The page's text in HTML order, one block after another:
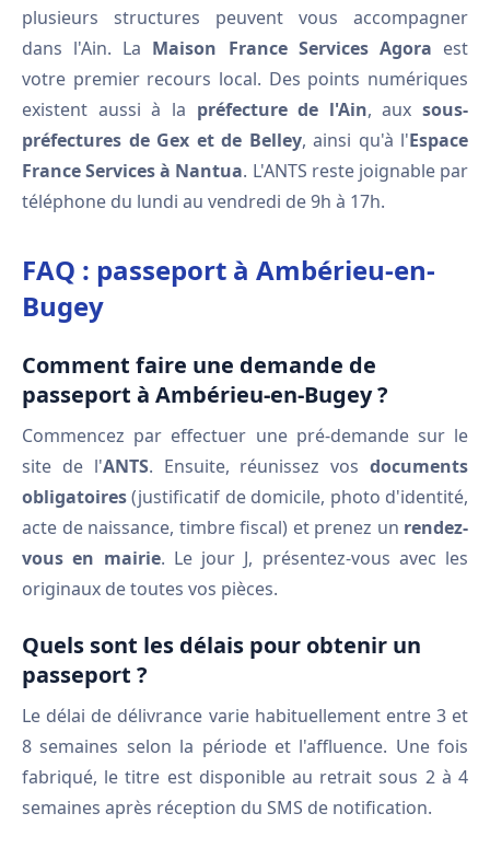
plusieurs structures peuvent vous accompagner
dans l'Ain. La Maison France Services Agora est
votre premier recours local. Des points numériques
existent aussi à la préfecture de l'Ain, aux sous-
préfectures de Gex et de Belley, ainsi qu'à l'Espace
France Services à Nantua. L'ANTS reste joignable par
téléphone du lundi au vendredi de 9h à 17h.
FAQ : passeport à Ambérieu-en-
Bugey
Comment faire une demande de
passeport à Ambérieu-en-Bugey ?
Commencez par effectuer une pré-demande sur le
site de l'ANTS. Ensuite, réunissez vosdocuments
obligatoires(justificatif de domicile, photo d'identité,
acte de naissance, timbre fiscal) et prenez un rendez-
vous en mairie. Le jour J, présentez-vous avec les
originaux de toutes vos pièces.
Quels sont les délais pour obtenir un
passeport ?
Le délai de délivrance varie habituellement entre 3 et
8 semaines selon la période et l'affluence. Une fois
fabriqué, le titre est disponible au retrait sous 2 à 4
semaines après réception du SMS de notification.